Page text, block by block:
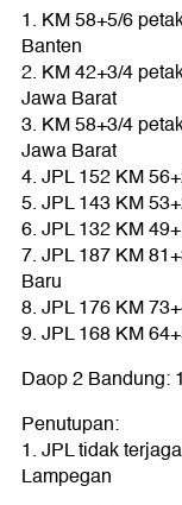
1. KM 58+5/6
Banten
2. KM 42+3/4
Jawa Barat
3. KM 58+3/4
Jawa Barat
4. JPL 152 KM
5. JPL 143 KM
6. JPL 132 KM
7. JPL 187 KM
Baru
8. JPL 176 KM
9. JPL 168 KM
Daop 2 Bandung:
Penutupan:
1. JPL tidak
Lampegan